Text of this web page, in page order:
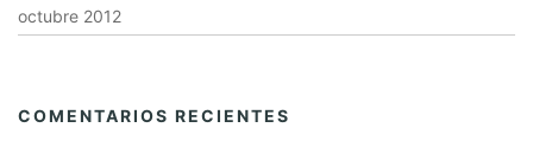
octubre 2012
COMENTARIOS RECIENTES